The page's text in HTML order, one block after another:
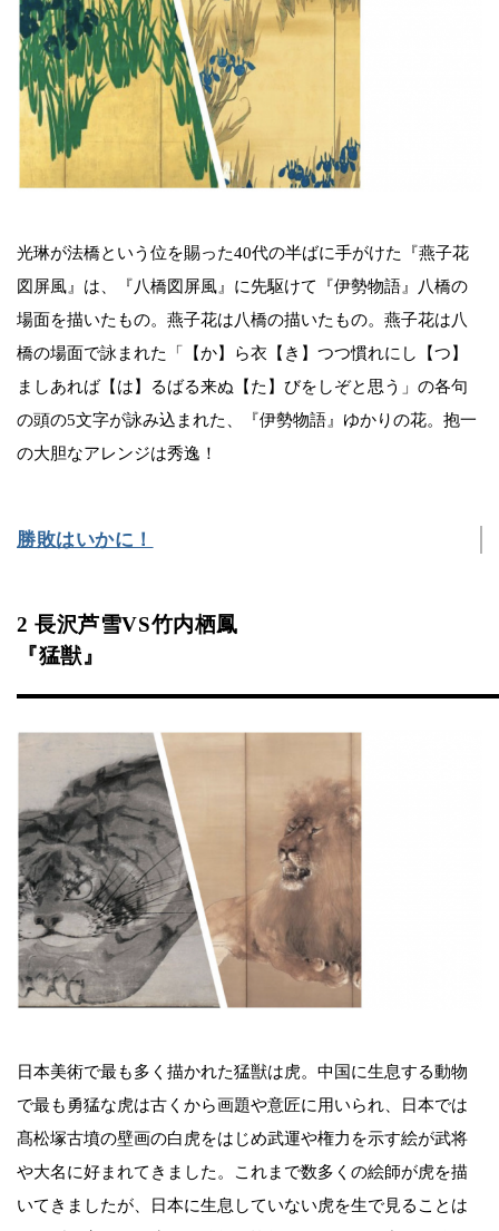
光琳が法橋という位を賜った40代の半ばに手がけた『燕子花
図屏風』は、『八橋図屏風』に先駆けて『伊勢物語』八橋の
場面を描いたもの。燕子花は八橋の描いたもの。燕子花は八
橋の場面で詠まれた「【か】ら衣【き】つつ慣れにし【つ】
ましあれば【は】るばる来ぬ【た】びをしぞと思う」の各句
の頭の5文字が詠み込まれた、『伊勢物語』ゆかりの花。抱一
の大胆なアレンジは秀逸！
勝敗はいかに！
2 長沢芦雪VS竹内栖鳳
『猛獣』
日本美術で最も多く描かれた猛獣は虎。中国に生息する動物
で最も勇猛な虎は古くから画題や意匠に用いられ、日本では
髙松塚古墳の壁画の白虎をはじめ武運や権力を示す絵が武将
や大名に好まれてきました。これまで数多くの絵師が虎を描
いてきましたが、日本に生息していない虎を生で見ることは